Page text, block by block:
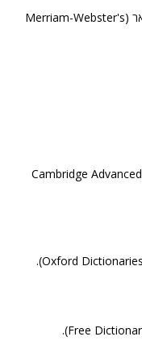
– מילון מרים וובסטאר (Merriam-Webster's
– מילון קיימברידג' (Cambridge Advanced